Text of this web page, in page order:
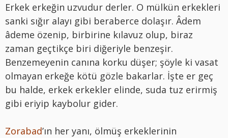
Erkek erkeğin uzvudur derler. O mülkün erkekleri
sanki sığır alayı gibi beraberce dolaşır. Âdem
âdeme özenip, birbirine kılavuz olup, biraz
zaman geçtikçe biri diğeriyle benzeşir.
Benzemeyenin canına korku düşer; şöyle ki vasat
olmayan erkeğe kötü gözle bakarlar. İşte er geç
bu halde, erkek erkekler elinde, suda tuz erirmiş
gibi eriyip kaybolur gider.
Zorabad’ın her yanı, ölmüş erkeklerinin